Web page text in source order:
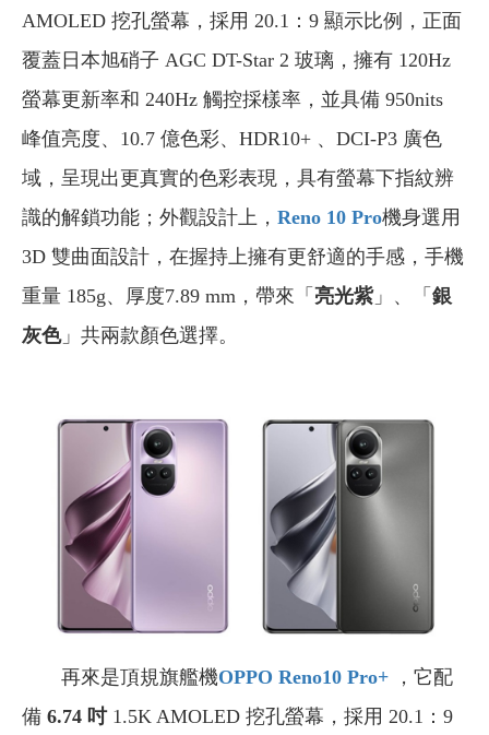
AMOLED 挖孔螢幕，採用 20.1：9 顯示比例，正面
覆蓋日本旭硝子 AGC DT-Star 2 玻璃，擁有 120Hz
螢幕更新率和 240Hz 觸控採樣率，並具備 950nits
峰值亮度、10.7 億色彩、HDR10+ 、DCI-P3 廣色
域，呈現出更真實的色彩表現，具有螢幕下指紋辨
識的解鎖功能；外觀設計上， Reno 10 Pro機身選用
3D 雙曲面設計，在握持上擁有更舒適的手感，手機
重量 185g、厚度7.89 mm，帶來「 亮光紫」、「 銀
灰色」共兩款顏色選擇。
再來是頂規旗艦機OPPO Reno10 Pro+ ，它配
備 6.74 吋1.5K AMOLED 挖孔螢幕，採用 20.1：9